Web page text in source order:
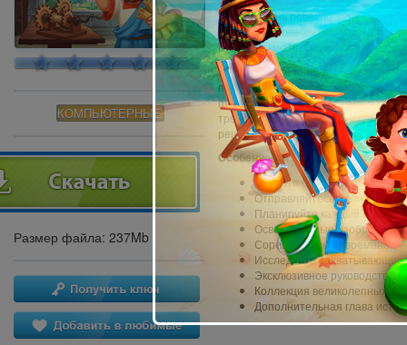
КОМПЬЮТЕРНЫЕ
Размер файла: 237Mb
Городу очень повезло, потому что
истории человечества. Чтобы
путешествие на Олимп, надеясь,
Вооруженный гениальными
путешествует по опасным горам и
пути он сталкивается с тяжелыми
требующими быстрого мышления.
решите судьбу Сиракуз!
Особенности премиального
Спасите Сиракузы от огня и
Отправляйтесь в
Планируйте каждый шаг,
Освойте умные
Соревнуйтесь со временем
Исследуйте захватывающие
Эксклюзивное руководство
Коллекция великолепных
Дополнительная глава